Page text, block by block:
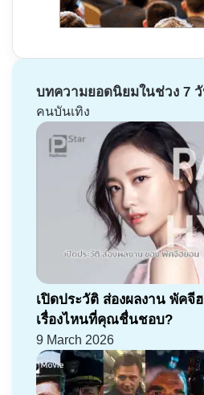
บทความยอดนิยมในช่วง 7
คนบันเทิง
เปิดประวัติ ส่องผลงาน พัคจี
เรื่องไหนที่คุณชื่นชอบ?
9 March 2026